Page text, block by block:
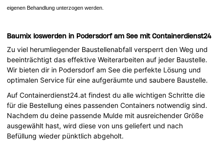
eigenen Behandlung unterzogen werden.
Baumix loswerden in Podersdorf am See mit Containerdienst24
Zu viel herumliegender Baustellenabfall versperrt den Weg und
beeinträchtigt das effektive Weiterarbeiten auf jeder Baustelle.
Wir bieten dir in Podersdorf am See die perfekte Lösung und
optimalen Service für eine aufgeräumte und saubere Baustelle.
Auf Containerdienst24.at findest du alle wichtigen Schritte die
für die Bestellung eines passenden Containers notwendig sind.
Nachdem du deine passende Mulde mit ausreichender Größe
ausgewählt hast, wird diese von uns geliefert und nach
Befüllung wieder pünktlich abgeholt.